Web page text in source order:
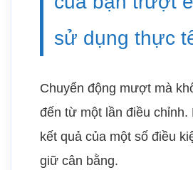
sử dụng thực
Chuyển động mượt mà
đến từ một lần điều chỉnh.
kết quả của một số điều
giữ cân bằng.